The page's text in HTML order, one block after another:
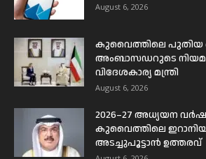
August 6, 2026
കുവൈത്തിലെ പുതിയ
അംബാസഡറുടെ
വിദേശകാര്യ മന്ത്രി
August 6, 2026
2026–27 അധ്യയന
കുവൈത്തിലെ
അടച്ചുപൂട്ടാൻ ഉത്തരവ്